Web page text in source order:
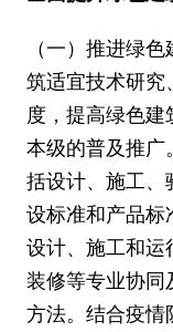
（一）推进绿
筑适宜技术研究
度，提高绿色
本级的普及推广
括设计、施工、
设标准和产品标
设计、施工和运
装修等专业协
方法。结合疫情